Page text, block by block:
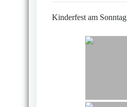
Kinderfest am Sonntag